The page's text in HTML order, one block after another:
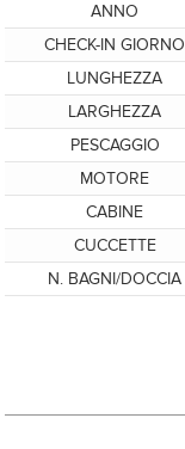
ANNO
CHECK-IN GIORNO
LUNGHEZZA
LARGHEZZA
PESCAGGIO
MOTORE
CABINE
CUCCETTE
N. BAGNI/DOCCIA